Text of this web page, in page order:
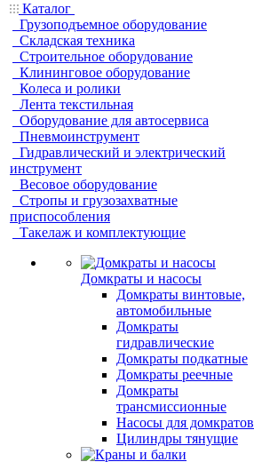
Каталог
Грузоподъемное оборудование
Складская техника
Строительное оборудование
Клининговое оборудование
Колеса и ролики
Лента текстильная
Оборудование для автосервиса
Пневмоинструмент
Гидравлический и электрический
инструмент
Весовое оборудование
Стропы и грузозахватные
приспособления
Такелаж и комплектующие
Домкраты и насосы
Домкраты винтовые,
автомобильные
Домкраты
гидравлические
Домкраты подкатные
Домкраты реечные
Домкраты
трансмиссионные
Насосы для домкратов
Цилиндры тянущие